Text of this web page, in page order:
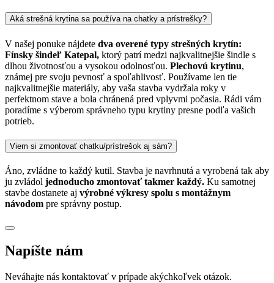
Aká strešná krytina sa používa na chatky a prístrešky?
V našej ponuke nájdete dva overené typy strešných krytín:
Fínsky šindeľ Katepal, ktorý patrí medzi najkvalitnejšie šindle s
dlhou životnosťou a vysokou odolnosťou. Plechovú krytinu,
známej pre svoju pevnosť a spoľahlivosť. Používame len tie
najkvalitnejšie materiály, aby vaša stavba vydržala roky v
perfektnom stave a bola chránená pred vplyvmi počasia. Rádi vám
poradíme s výberom správneho typu krytiny presne podľa vašich
potrieb.
Viem si zmontovať chatku/prístrešok aj sám?
Áno, zvládne to každý kutil. Stavba je navrhnutá a vyrobená tak aby
ju zvládol jednoducho zmontovať takmer každý. Ku samotnej
stavbe dostanete aj výrobné výkresy spolu s montážnym
návodom pre správny postup.
Napíšte nám
Neváhajte nás kontaktovať v prípade akýchkoľvek otázok.